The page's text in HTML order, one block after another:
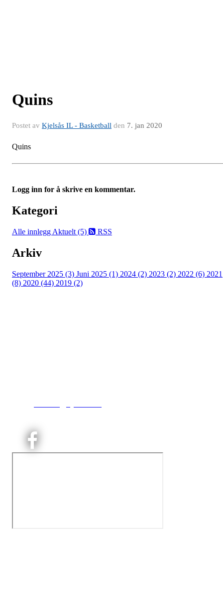
Quins
Postet av Kjelsås IL - Basketball den 7. jan 2020
Quins
Logg inn for å skrive en kommentar.
Kategori
Alle innlegg Aktuelt (5) RSS
Arkiv
September 2025 (3) Juni 2025 (1) 2024 (2) 2023 (2) 2022 (6) 2021
(8) 2020 (44) 2019 (2)